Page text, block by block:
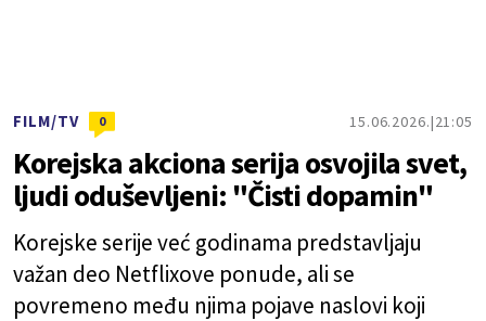
FILM/TV 0 15.06.2026. 21:05
Korejska akciona serija osvojila svet,
ljudi oduševljeni: "Čisti dopamin"
Korejske serije već godinama predstavljaju
važan deo Netflixove ponude, ali se
povremeno među njima pojave naslovi koji